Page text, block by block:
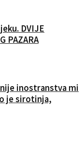
DVIJE
PAZARA
inostranstva mi
je sirotinja,